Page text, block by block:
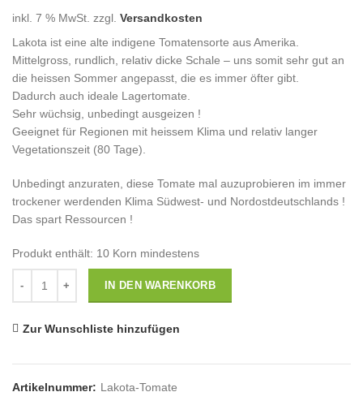
inkl. 7 % MwSt. zzgl. Versandkosten
Lakota ist eine alte indigene Tomatensorte aus Amerika.
Mittelgross, rundlich, relativ dicke Schale – uns somit sehr gut an
die heissen Sommer angepasst, die es immer öfter gibt.
Dadurch auch ideale Lagertomate.
Sehr wüchsig, unbedingt ausgeizen !
Geeignet für Regionen mit heissem Klima und relativ langer
Vegetationszeit (80 Tage).
Unbedingt anzuraten, diese Tomate mal auzuprobieren im immer
trockener werdenden Klima Südwest- und Nordostdeutschlands !
Das spart Ressourcen !
Produkt enthält: 10 Korn mindestens
IN DEN WARENKORB
Zur Wunschliste hinzufügen
Artikelnummer: Lakota-Tomate